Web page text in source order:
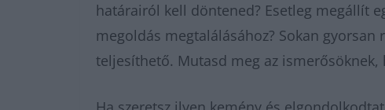
határairól kell döntened? Esetleg megállít
megoldás megtalálásához? Sokan
teljesíthető. Mutasd meg az